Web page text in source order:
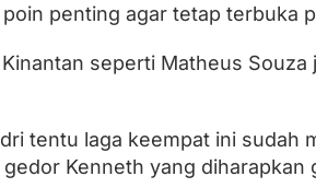
penting agar tetap terbuka
Kinantan seperti Matheus
tentu laga keempat ini sudah
Kenneth yang diharapkan